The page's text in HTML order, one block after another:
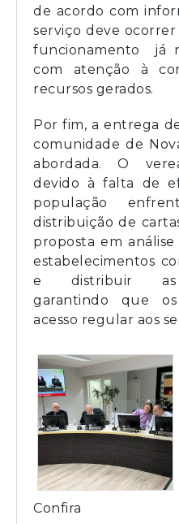
de acordo com
serviço deve
funcionamento já
com atenção à
recursos gerados.
Por fim, a entrega
comunidade de
abordada. O
devido à falta de
população
distribuição de
proposta em
estabelecimentos
e distribuir as
garantindo que
acesso regular aos
Confira